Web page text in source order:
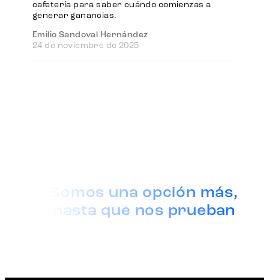
cafetería para saber cuándo comienzas a
generar ganancias.
Emilio Sandoval Hernández
24 de noviembre de 2025
Somos una opción más,
hasta que nos prueban